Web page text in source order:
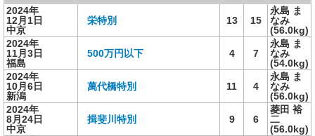
2024年
12月1日
中京
栄特別 13 15
永島 ま
なみ
(56.0kg)
2024年
11月3日
福島
500万円以下 4 7
永島 ま
なみ
(54.0kg)
2024年
10月6日
新潟
萬代橋特別 11 4
永島 ま
なみ
(56.0kg)
2024年
8月24日
中京
揖斐川特別 9 6
菱田 裕
二
(56.0kg)